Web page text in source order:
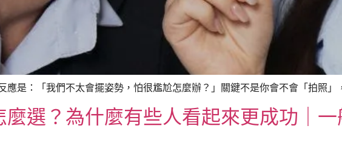
應是：「我們不太會擺姿勢，怕很尷尬怎麼辦？」關鍵不是你會不會「拍照
麼選？為什麼有些人看起來更成功｜